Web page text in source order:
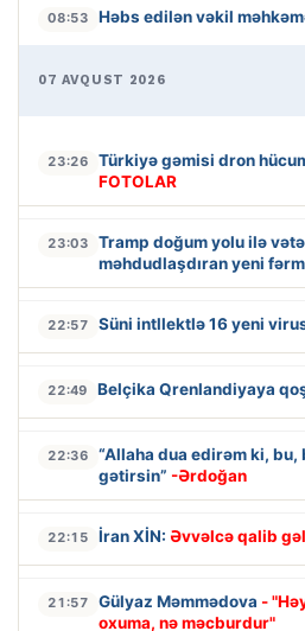
08:53 Həbs edilən vəkil
07 AVQUST 2026
23:26 Türkiyə gəmisi dron
FOTOLAR
23:03
Tramp doğum yolu ilə
məhdudlaşdıran yeni
22:57 Süni intllektlə 16 yeni
22:49 Belçika Qrenlandiyaya
22:36
“Allaha dua edirəm ki,
gətirsin” -Ərdoğan
22:15 İran XİN: Əvvəlcə qalib
21:57 Gülyaz Məmmədova -
oxuma, nə məcburdur"